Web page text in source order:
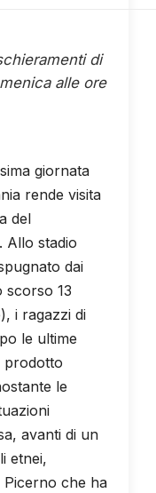
di
alle ore
giornata
rende visita
del
Allo stadio
dai
scorso 13
i ragazzi di
le ultime
prodotto
le
avanti di un
etnei,
che ha